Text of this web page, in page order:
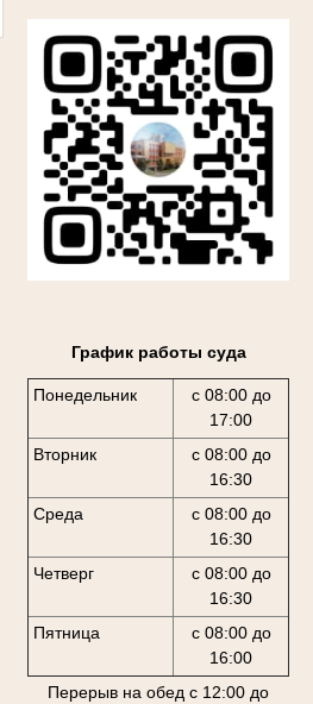
График работы суда
Понедельник
с 08:00 до
17:00
Вторник
с 08:00 до
16:30
Среда
с 08:00 до
16:30
Четверг
с 08:00 до
16:30
Пятница
с 08:00 до
16:00
Перерыв на обед с 12:00 до